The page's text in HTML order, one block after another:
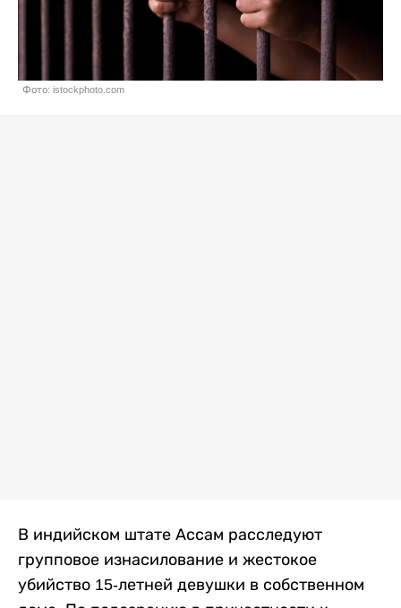
Фото: istockphoto.com
В индийском штате Ассам расследуют
групповое изнасилование и жестокое
убийство 15-летней девушки в собственном